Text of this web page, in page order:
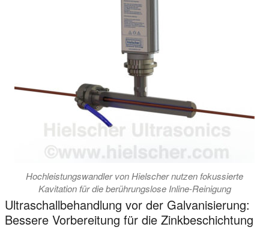
Hochleistungswandler von Hielscher nutzen fokussierte
Kavitation für die berührungslose Inline-Reinigung
Ultraschallbehandlung vor der Galvanisierung:
Bessere Vorbereitung für die Zinkbeschichtung